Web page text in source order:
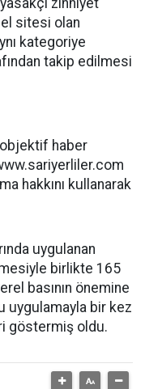
zihniyet
sitesi olan
kategoriye
takip edilmesi
objektif haber
hakkını kullanarak
uygulanan
birlikte 165
basının önemine
uygulamayla bir kez
göstermiş oldu.